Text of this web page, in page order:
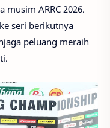
musim ARRC 2026.
seri berikutnya
peluang meraih